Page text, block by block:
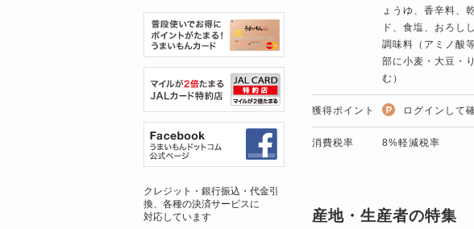
ょうゆ、香辛料、
ド、食塩、おろし
調味料（アミノ酸
部に小麦・大豆・
む）
獲得ポイント ログインして
消費税率 8%軽減税率
産地・生産者の特集
クレジット・銀行振込・代金引
換、各種の決済サービスに
対応しています